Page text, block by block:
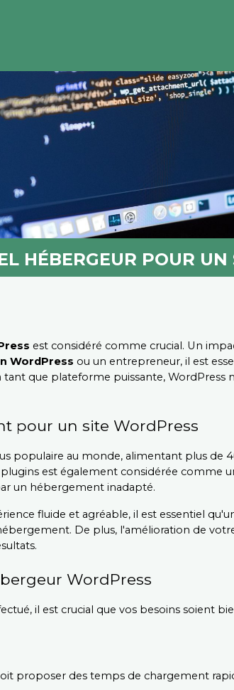
HÉBERGEUR POUR
est considéré comme crucial. Un
WordPress ou un entrepreneur, il est
que plateforme puissante,
pour un site WordPress
populaire au monde, alimentant plus de
plugins est également considérée
un hébergement inadapté.
fluide et agréable, il est essentiel
De plus, l'amélioration de
WordPress
il est crucial que vos besoins soient
proposer des temps de chargement